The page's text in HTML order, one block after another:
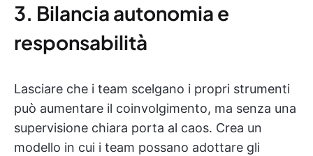
3. Bilancia autonomia e
responsabilità
Lasciare che i team scelgano i propri strumenti
può aumentare il coinvolgimento, ma senza una
supervisione chiara porta al caos. Crea un
modello in cui i team possano adottare gli